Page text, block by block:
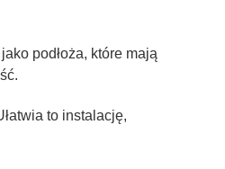
podłoża, które mają
to instalację,